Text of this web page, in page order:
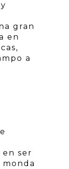
gran
en
a
ser